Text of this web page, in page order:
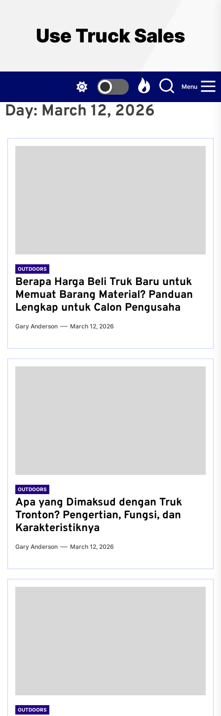
Use Truck Sales
Menu
Day: March 12, 2026
OUTDOORS
Berapa Harga Beli Truk Baru untuk
Memuat Barang Material? Panduan
Lengkap untuk Calon Pengusaha
Gary Anderson March 12, 2026
OUTDOORS
Apa yang Dimaksud dengan Truk
Tronton? Pengertian, Fungsi, dan
Karakteristiknya
Gary Anderson March 12, 2026
OUTDOORS